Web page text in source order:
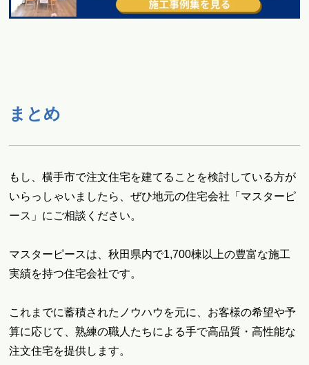
まとめ
もし、横手市で注文住宅を建てることを検討している方が
いらっしゃいましたら、ぜひ地元の住宅会社「マスターピ
ース」にご相談ください。
マスターピースは、秋田県内で1,700棟以上の豊富な施工
実績を持つ住宅会社です。
これまでに蓄積されたノウハウを元に、お客様の希望や予
算に応じて、熟練の職人たちによる手で高品質・高性能な
注文住宅を提供します。